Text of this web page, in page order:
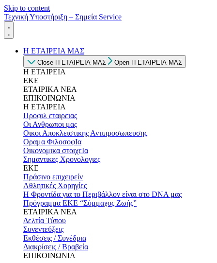
Skip to content
Τεχνική Υποστήριξη – Σημεία Service
Η ΕΤΑΙΡΕΙΑ ΜΑΣ
Close Η ΕΤΑΙΡΕΙΑ ΜΑΣ Open Η ΕΤΑΙΡΕΙΑ ΜΑΣ
Η ΕΤΑΙΡΕΙΑ
ΕΚΕ
ΕΤΑΙΡΙΚΑ ΝΕΑ
ΕΠΙΚΟΙΝΩΝΙΑ
Η ΕΤΑΙΡΕΙΑ
Προφιλ εταιρειας
Οι Ανθρωποι μας
Οικοι Αποκλειστικης Αντιπροσωπευσης
Οραμα ΦιλοσοφΙα
Οικονομικα στοιχεΙα
Σημαντικες Χρονολογιες
ΕΚΕ
Πράσινο επιχειρείν
Αθλητικές Χορηγίες
Η Φροντίδα για το Περιβάλλον είναι στο DNA μας
Πρόγραμμα ΕΚΕ “Σύμμαχος Ζωής”
ΕΤΑΙΡΙΚΑ ΝΕΑ
Δελτία Τύπου
Συνεντεύξεις
Εκθέσεις / Συνέδρια
Διακρίσεις / Βραβεία
ΕΠΙΚΟΙΝΩΝΙΑ